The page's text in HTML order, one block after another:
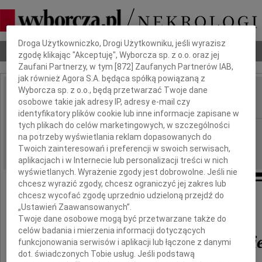
Nekrologi Odeszli Poradnik pogrzebowy
IMIĘ I NAZWISKO: Bogusław Nowowiejski
REGION: Białystok
DATA EMISJI: 02.10.2019
Z głębokim smutkiem i żalem żegnamy
Bogusława
Dbamy o Twoją prywatność
Droga Użytkowniczko, Drogi Użytkowniku, jeśli wyrazisz
zgodę klikając "Akceptuję", Wyborcza sp. z o.o. oraz jej
Zaufani Partnerzy, w tym [872 ] Zaufanych Partnerów IAB,
jak również Agora S.A. będąca spółką powiązaną z
Wyborcza sp. z o.o., będą przetwarzać Twoje dane
osobowe takie jak adresy IP, adresy e-mail czy
identyfikatory plików cookie lub inne informacje zapisane w
tych plikach do celów marketingowych, w szczególności
na potrzeby wyświetlania reklam dopasowanych do
Twoich zainteresowań i preferencji w swoich serwisach,
aplikacjach i w Internecie lub personalizacji treści w nich
wyświetlanych. Wyrażenie zgody jest dobrowolne. Jeśli nie
chcesz wyrazić zgody, chcesz ograniczyć jej zakres lub
chcesz wycofać zgodę uprzednio udzieloną przejdź do
„Ustawień Zaawansowanych”.
Twoje dane osobowe mogą być przetwarzane także do
celów badania i mierzenia informacji dotyczących
funkcjonowania serwisów i aplikacji lub łączone z danymi
dot. świadczonych Tobie usług. Jeśli podstawą